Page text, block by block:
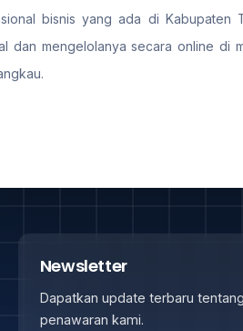
bisnis yang ada di Kabupaten
dan mengelolanya secara online di
Newsletter
Dapatkan update terbaru
penawaran kami.